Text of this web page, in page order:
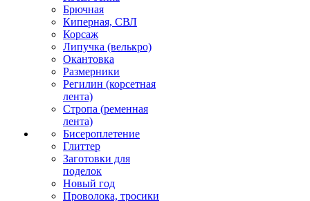
Брючная
Киперная, СВЛ
Корсаж
Липучка (велькро)
Окантовка
Размерники
Регилин (корсетная
лента)
Стропа (ременная
лента)
Бисероплетение
Глиттер
Заготовки для
поделок
Новый год
Проволока, тросики